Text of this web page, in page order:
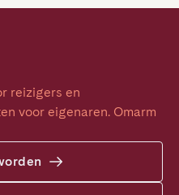
reizigers en
voor eigenaren. Omarm